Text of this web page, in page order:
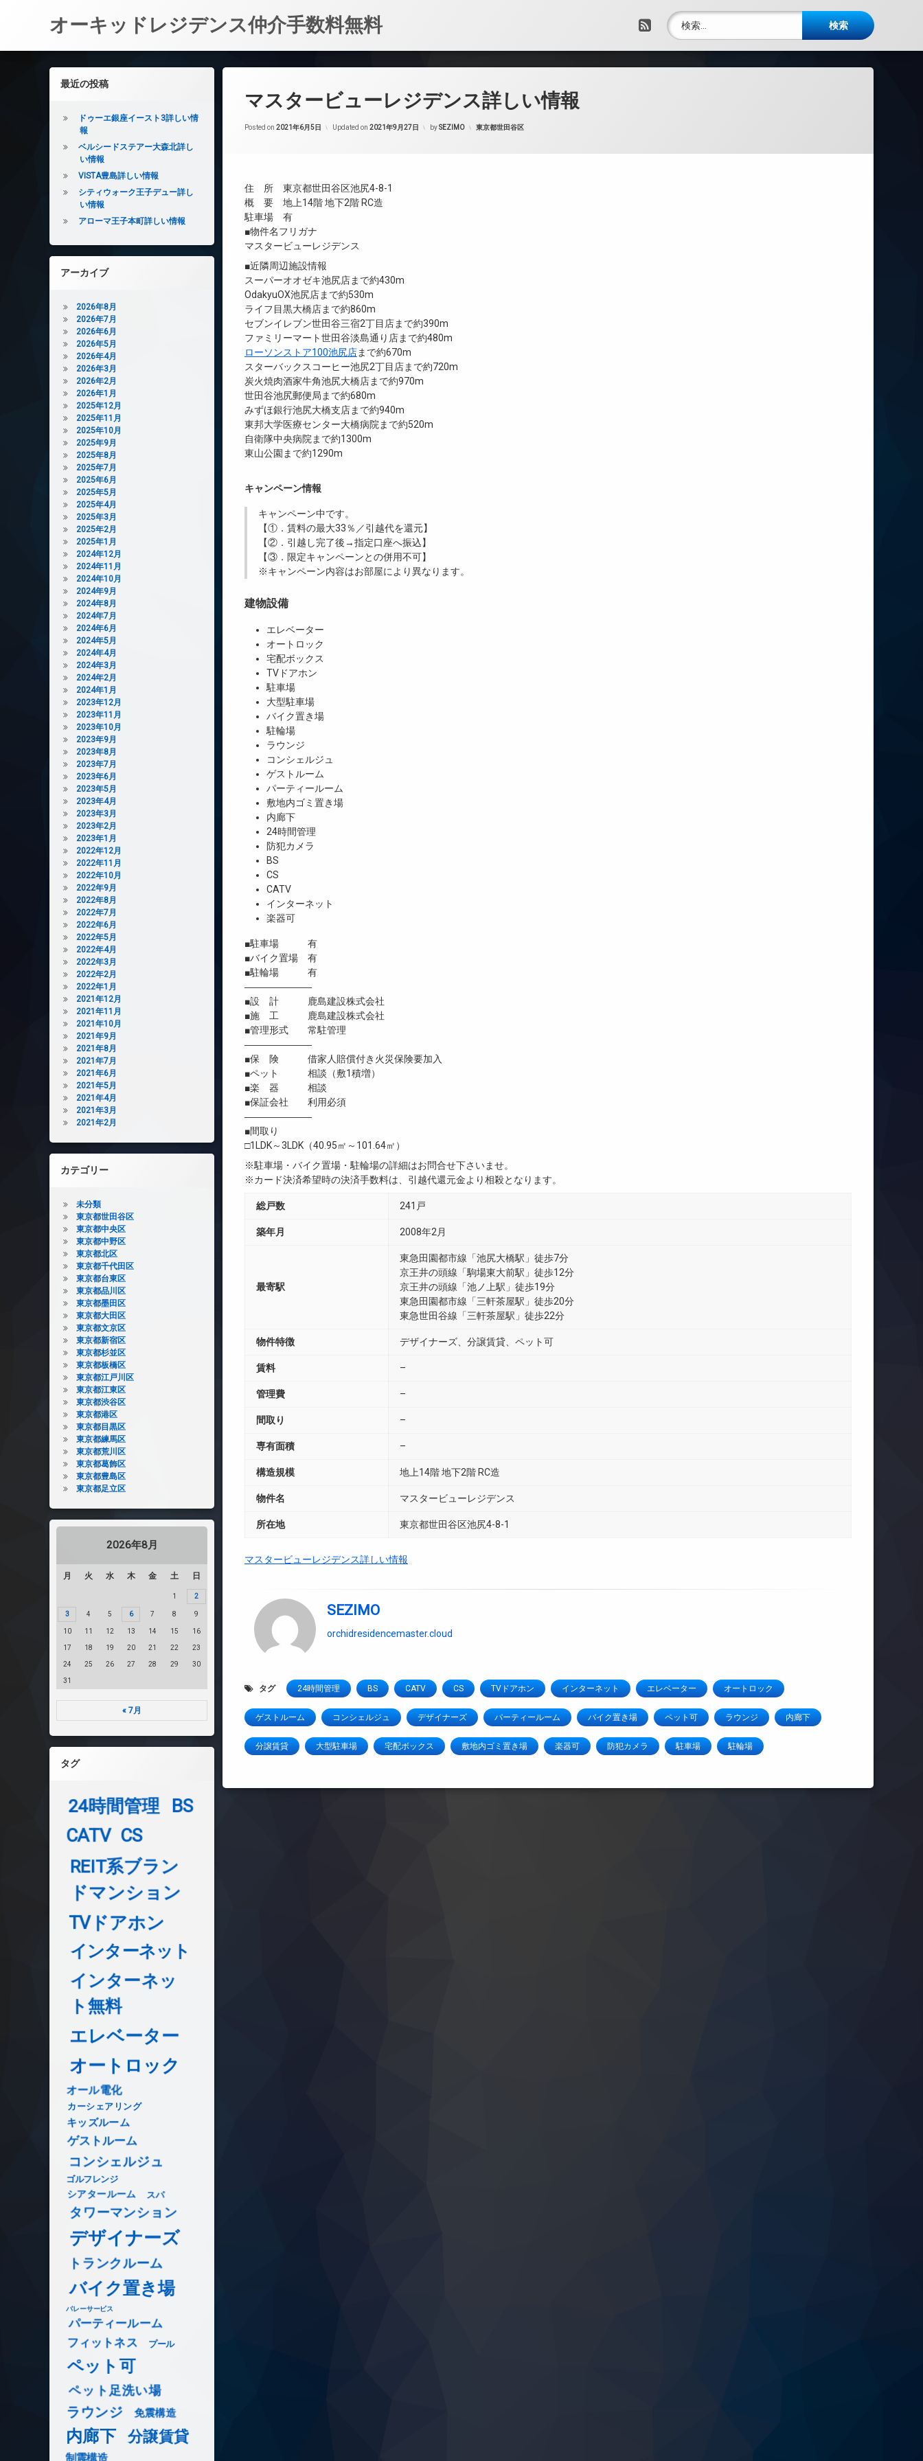
オーキッドレジデンス仲介手数料無料 RSS
検索:
マスタービューレジデンス詳しい情報
Posted on 2021年6月5日 Updated on 2021年9月27日 bySEZIMO カテゴリー:
東京都世田谷区
住 所 東京都世田谷区池尻4-8-1
概 要 地上14階 地下2階 RC造
駐車場 有
■物件名フリガナ
マスタービューレジデンス
■近隣周辺施設情報
スーパーオオゼキ池尻店まで約430m
OdakyuOX池尻店まで約530m
ライフ目黒大橋店まで約860m
セブンイレブン世田谷三宿2丁目店まで約390m
ファミリーマート世田谷淡島通り店まで約480m
ローソンストア100池尻店まで約670m
スターバックスコーヒー池尻2丁目店まで約720m
炭火焼肉酒家牛角池尻大橋店まで約970m
世田谷池尻郵便局まで約680m
みずほ銀行池尻大橋支店まで約940m
東邦大学医療センター大橋病院まで約520m
自衛隊中央病院まで約1300m
東山公園まで約1290m
キャンペーン情報
キャンペーン中です。
【①．賃料の最大33％／引越代を還元】
【②．引越し完了後→指定口座へ振込】
【③．限定キャンペーンとの併用不可】
※キャンペーン内容はお部屋により異なります。
建物設備
エレベーター
オートロック
宅配ボックス
TVドアホン
駐車場
大型駐車場
バイク置き場
駐輪場
ラウンジ
コンシェルジュ
ゲストルーム
パーティールーム
敷地内ゴミ置き場
内廊下
24時間管理
防犯カメラ
BS
CS
CATV
インターネット
楽器可
■駐車場 有
■バイク置場 有
■駐輪場 有
―――――――
■設 計 鹿島建設株式会社
■施 工 鹿島建設株式会社
■管理形式 常駐管理
―――――――
■保 険 借家人賠償付き火災保険要加入
■ペット 相談（敷1積増）
■楽 器 相談
■保証会社 利用必須
―――――――
■間取り
□1LDK～3LDK（40.95㎡～101.64㎡）
※駐車場・バイク置場・駐輪場の詳細はお問合せ下さいませ。
※カード決済希望時の決済手数料は、引越代還元金より相殺となります。
総戸数 241戸
築年月 2008年2月
最寄駅
東急田園都市線「池尻大橋駅」徒歩7分
京王井の頭線「駒場東大前駅」徒歩12分
京王井の頭線「池ノ上駅」徒歩19分
東急田園都市線「三軒茶屋駅」徒歩20分
東急世田谷線「三軒茶屋駅」徒歩22分
物件特徴 デザイナーズ、分譲賃貸、ペット可
賃料 –
管理費 –
間取り –
専有面積 –
構造規模 地上14階 地下2階 RC造
物件名 マスタービューレジデンス
所在地 東京都世田谷区池尻4-8-1
マスタービューレジデンス詳しい情報
SEZIMO
orchidresidencemaster.cloud
タグ 24時間管理 BS CATV CS TVドアホン インターネット エレベーター オートロック
ゲストルーム コンシェルジュ デザイナーズ パーティールーム バイク置き場 ペット可 ラウンジ 内廊下
分譲賃貸 大型駐車場 宅配ボックス 敷地内ゴミ置き場 楽器可 防犯カメラ 駐車場 駐輪場
左サイドバー
最近の投稿
ドゥーエ銀座イースト3詳しい情
報
ベルシードステアー大森北詳し
い情報
VISTA豊島詳しい情報
シティウォーク王子デュー詳し
い情報
アローマ王子本町詳しい情報
アーカイブ
2026年8月
2026年7月
2026年6月
2026年5月
2026年4月
2026年3月
2026年2月
2026年1月
2025年12月
2025年11月
2025年10月
2025年9月
2025年8月
2025年7月
2025年6月
2025年5月
2025年4月
2025年3月
2025年2月
2025年1月
2024年12月
2024年11月
2024年10月
2024年9月
2024年8月
2024年7月
2024年6月
2024年5月
2024年4月
2024年3月
2024年2月
2024年1月
2023年12月
2023年11月
2023年10月
2023年9月
2023年8月
2023年7月
2023年6月
2023年5月
2023年4月
2023年3月
2023年2月
2023年1月
2022年12月
2022年11月
2022年10月
2022年9月
2022年8月
2022年7月
2022年6月
2022年5月
2022年4月
2022年3月
2022年2月
2022年1月
2021年12月
2021年11月
2021年10月
2021年9月
2021年8月
2021年7月
2021年6月
2021年5月
2021年4月
2021年3月
2021年2月
カテゴリー
未分類
東京都世田谷区
東京都中央区
東京都中野区
東京都北区
東京都千代田区
東京都台東区
東京都品川区
東京都墨田区
東京都大田区
東京都文京区
東京都新宿区
東京都杉並区
東京都板橋区
東京都江戸川区
東京都江東区
東京都渋谷区
東京都港区
東京都目黒区
東京都練馬区
東京都荒川区
東京都葛飾区
東京都豊島区
東京都足立区
2026年8月
月 火 水 木 金 土 日
1 2
3 4 5 6 7 8 9
10 11 12 13 14 15 16
17 18 19 20 21 22 23
24 25 26 27 28 29 30
31
« 7月
タグ
24時間管理
BS
CATV CS
REIT系ブラン
ドマンション
TVドアホン
インターネット
インターネッ
ト無料
エレベーター
オートロック
オール電化
カーシェアリング
キッズルーム
ゲストルーム
コンシェルジュ
ゴルフレンジ
シアタールーム スパ
タワーマンション
デザイナーズ
トランクルーム
バイク置き場
バレーサービス
パーティールーム
フィットネス プール
ペット可
ペット足洗い場
ラウンジ 免震構造
内廊下 分譲賃貸
制震構造